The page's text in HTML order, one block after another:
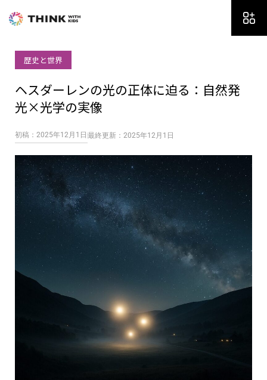
歴史と世界
ヘスダーレンの光の正体に迫る：自然発
光×光学の実像
初稿：2025年12月1日 最終更新：2025年12月1日